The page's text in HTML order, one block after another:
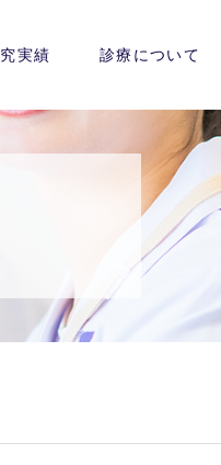
実績 診療について